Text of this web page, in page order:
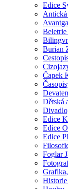
Edice
Beletrie
Burian
Čapek
Dětská
Edice
Edice
Edice
Foglar